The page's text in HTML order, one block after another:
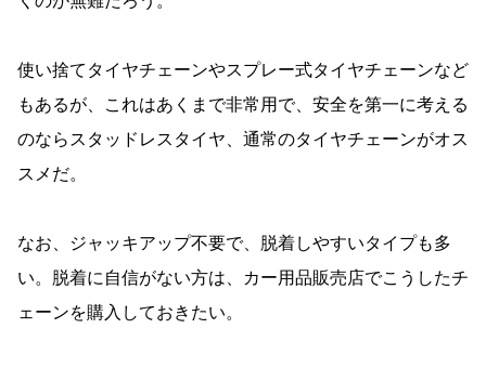
使い捨てタイヤチェーンやスプレー式タイヤチェーンなど
もあるが、これはあくまで非常用で、安全を第一に考える
のならスタッドレスタイヤ、通常のタイヤチェーンがオス
スメだ。
なお、ジャッキアップ不要で、脱着しやすいタイプも多
い。脱着に自信がない方は、カー用品販売店でこうしたチ
ェーンを購入しておきたい。